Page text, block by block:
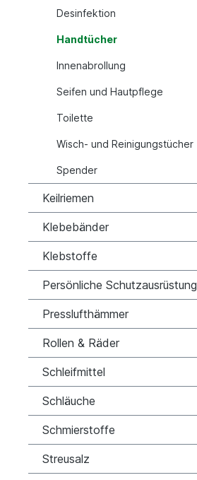
Desinfektion
Handtücher
Innenabrollung
Seifen und Hautpflege
Toilette
Wisch- und Reinigungstücher
Spender
Keilriemen
Klebebänder
Klebstoffe
Persönliche Schutzausrüstung
Presslufthämmer
Rollen & Räder
Schleifmittel
Schläuche
Schmierstoffe
Streusalz